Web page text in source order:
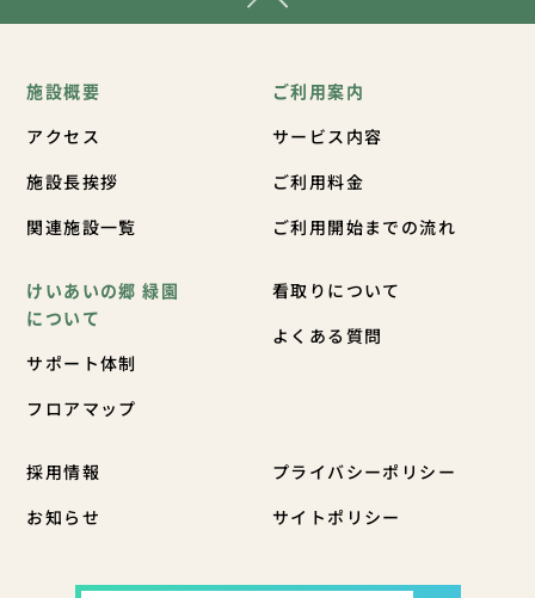
施設概要
アクセス
施設長挨拶
関連施設一覧
ご利用案内
サービス内容
ご利用料金
ご利用開始までの流れ
けいあいの郷 緑園
について
サポート体制
フロアマップ
看取りについて
よくある質問
採用情報
お知らせ
プライバシーポリシー
サイトポリシー